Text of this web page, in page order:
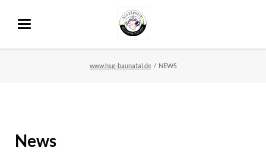
www.hsg-baunatal.de NEWS
News